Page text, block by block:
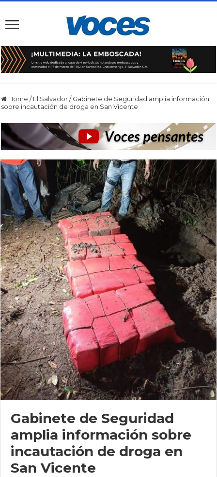
Home / El Salvador / Gabinete de Seguridad amplia información
sobre incautación de droga en San Vicente
Gabinete de Seguridad
amplia información sobre
incautación de droga en
San Vicente